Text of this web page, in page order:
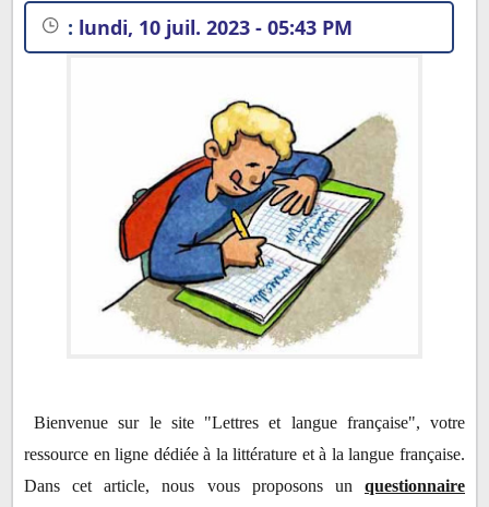
: lundi, 10 juil. 2023 - 05:43 PM
1- Présentation de l'œuvre :
2- Résumé court :
3- Questionnaire corrigé :
Bienvenue sur le site "Lettres et langue française", votre
ressource en ligne dédiée à la littérature et à la langue française.
Dans cet article, nous vous proposons un questionnaire